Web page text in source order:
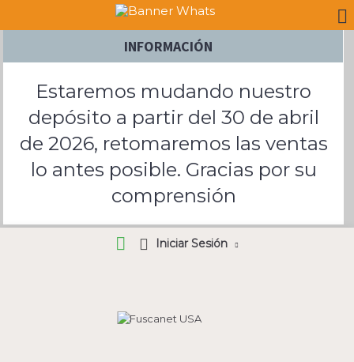
INFORMACIÓN
Estaremos mudando nuestro
depósito a partir del 30 de abril
de 2026, retomaremos las ventas
lo antes posible. Gracias por su
comprensión
Iniciar Sesión